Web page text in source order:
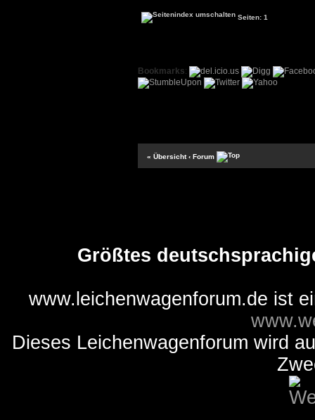
Seiten: 1
Bookmarks:
« Übersicht ‹ Forum
Größtes
www.leichenwagenforum.de ist
Dieses Leichenwagenforum wird